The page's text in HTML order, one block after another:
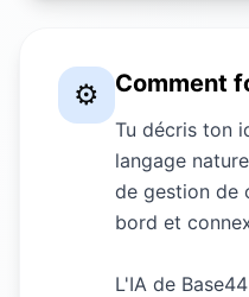
⚙️ Comment
Tu décris ton
langage
de gestion de
bord et
L'IA de